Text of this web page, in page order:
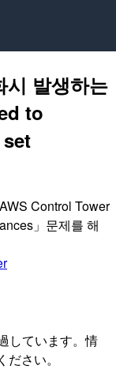
발생하는
to
Control Tower
」문제를 해
しています。情
さい。